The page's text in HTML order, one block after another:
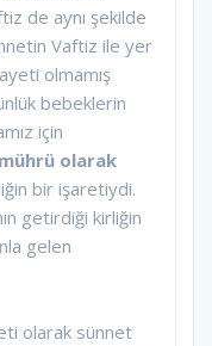
de aynı şekilde
Vaftiz ile yer
olmamış
bebeklerin
için
olarak
bir işaretiydi.
getirdiği kirliğin
gelen
olarak sünnet